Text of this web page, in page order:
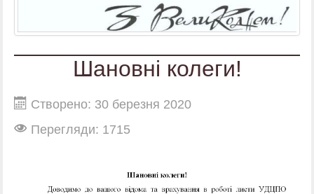
Шановні колеги!
Створено: 30 березня 2020
Перегляди: 1715